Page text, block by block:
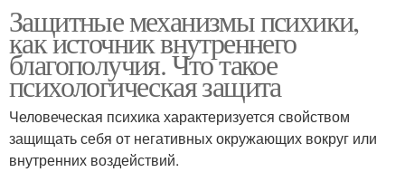
Защитные механизмы психики,
как источник внутреннего
благополучия. Что такое
психологическая защита
Человеческая психика характеризуется свойством
защищать себя от негативных окружающих вокруг или
внутренних воздействий.